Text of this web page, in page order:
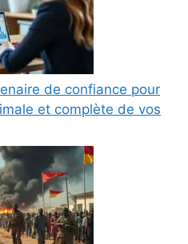
de confiance pour
et complète de vos